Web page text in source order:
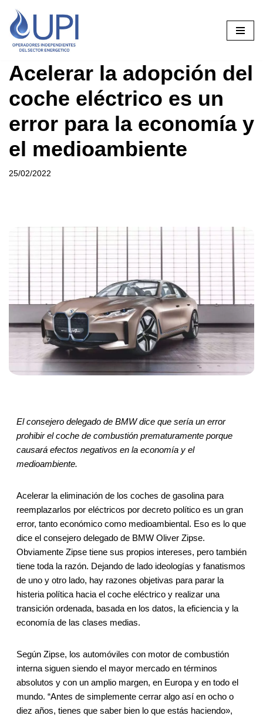
Saltar
al
Acelerar la adopción del
coche eléctrico es un
error para la economía y
el medioambiente
25/02/2022
El consejero delegado de BMW dice que sería un error
prohibir el coche de combustión prematuramente porque
causará efectos negativos en la economía y el
medioambiente.
Acelerar la eliminación de los coches de gasolina para
reemplazarlos por eléctricos por decreto político es un gran
error, tanto económico como medioambiental. Eso es lo que
dice el consejero delegado de BMW Oliver Zipse.
Obviamente Zipse tiene sus propios intereses, pero también
tiene toda la razón. Dejando de lado ideologías y fanatismos
de uno y otro lado, hay razones objetivas para parar la
histeria política hacia el coche eléctrico y realizar una
transición ordenada, basada en los datos, la eficiencia y la
economía de las clases medias.
Según Zipse, los automóviles con motor de combustión
interna siguen siendo el mayor mercado en términos
absolutos y con un amplio margen, en Europa y en todo el
mundo. “Antes de simplemente cerrar algo así en ocho o
diez años, tienes que saber bien lo que estás haciendo»,